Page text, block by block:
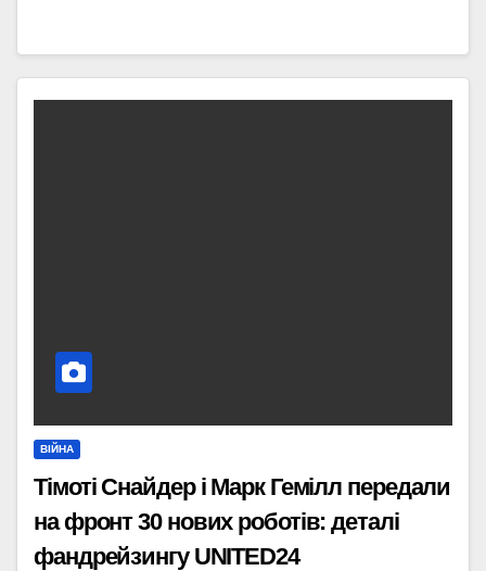
ВІЙНА
Тімоті Снайдер і Марк Гемілл передали
на фронт 30 нових роботів: деталі
фандрейзингу UNITED24